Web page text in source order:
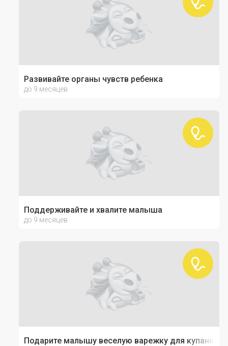
Развивайте органы чувств ребенка
до 9 месяцев
Поддерживайте и хвалите малыша
до 9 месяцев
Подарите малышу веселую варежку для купания!